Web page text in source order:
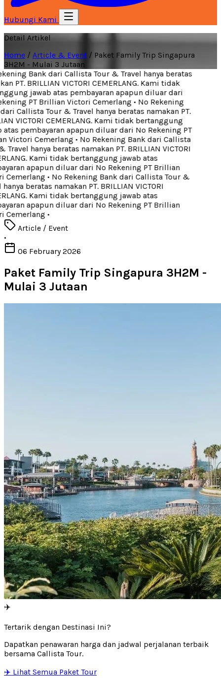
Hubungi Kami
Detail Artikel
Home / Article & Event / Paket Family Trip Singapura
3H2M - Mulai 3 Jutaan
Bank dari Callista Tour & Travel hanya beratas
PT. BRILLIAN VICTORI CEMERLANG. Kami tidak
jawab atas pembayaran apapun diluar dari
PT Brillian Victori Cemerlang• No Rekening
Callista Tour & Travel hanya beratas namakan PT.
VICTORI CEMERLANG. Kami tidak bertanggung
pembayaran apapun diluar dari No Rekening PT
Victori Cemerlang• No Rekening Bank dari Callista
hanya beratas namakan PT. BRILLIAN VICTORI
Kami tidak bertanggung jawab atas
apapun diluar dari No Rekening PT Brillian
Cemerlang• No Rekening Bank dari Callista Tour &
beratas namakan PT. BRILLIAN VICTORI
Kami tidak bertanggung jawab atas
apapun diluar dari No Rekening PT Brillian
Cemerlang•
Article / Event
•
06 February 2026
Paket Family Trip Singapura 3H2M -
Mulai 3 Jutaan
✈️
Tertarik dengan Destinasi Ini?
Dapatkan penawaran harga dan jadwal perjalanan terbaik
bersama Callista Tour.
✈️ Lihat Semua Paket Tour